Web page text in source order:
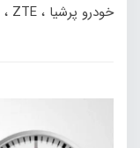
خودرو پرشیا
ZTE